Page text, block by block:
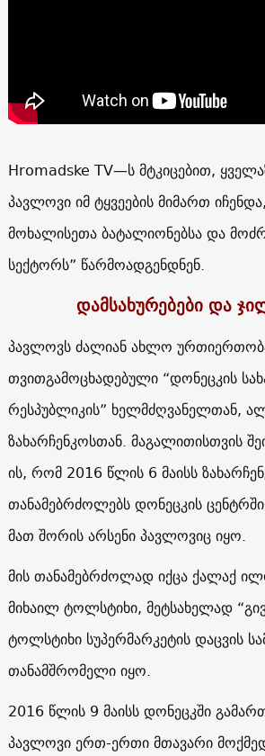
Hromadske TV—ს მტკიცებით,
პავლოვი იმ ტყვეების მიმართ
მოხალისეთა ბატალიონებსა და
სექტორს” წარმოადგენდნენ.
დამსახურებები და
პავლოვს ძალიან ახლო
თვითგამოცხადებული “დონეცკის
რესპუბლიკის” ხელმძღვანელთან,
ზახარჩენკოსთან. მაგალითისთვის
ის, რომ 2016 წლის 6 მაისს
თანამებრძოლებს დონეცკის
მათ შორის არსენი პავლოვიც იყო.
მის თანამებრძოლად იქცა ქალაქ
მიხაილ ტოლსტიხი, მეტსახელად
ტოლსტიხი სუპერმარკეტის დაცვის
თანამშრომელი იყო.
2016 წლის 9 მაისს დონეცკში
პავლოვი ერთ-ერთი მთავარი